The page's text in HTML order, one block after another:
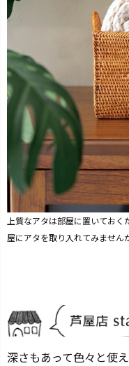
上質なアタは部屋に置いてお
屋にアタを取り入れてみません
深さもあって色々と使え